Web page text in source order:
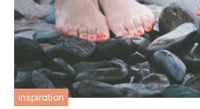
inspiration